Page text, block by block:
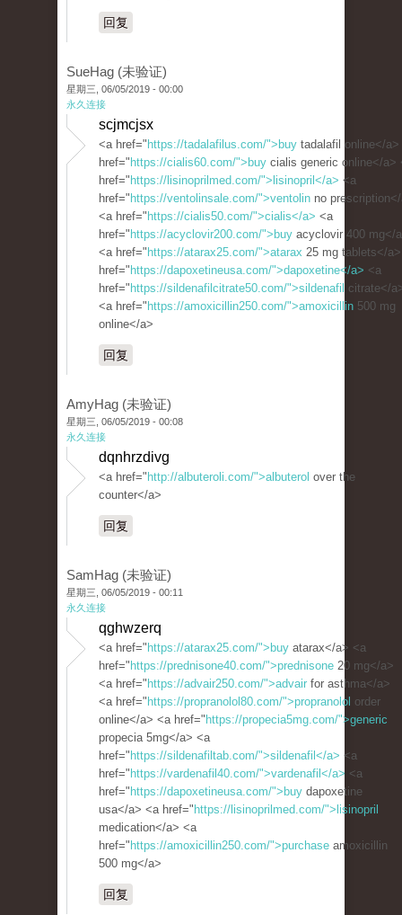
回复
SueHag (未验证)
星期三, 06/05/2019 - 00:00
永久连接
scjmcjsx
<a href=" https://tadalafilus.com/">buy tadalafil online</a>
href=" https://cialis60.com/">buy cialis generic online</a>
href=" https://lisinoprilmed.com/">lisinopril</a> <a
href=" https://ventolinsale.com/">ventolin no
<a href=" https://cialis50.com/">cialis</a> <a
href=" https://acyclovir200.com/">buy acyclovir 400 mg</
<a href=" https://atarax25.com/">atarax 25 mg tablets</
href=" https://dapoxetineusa.com/">dapoxetine</a> <a
href=" https://sildenafilcitrate50.com/">sildenafil citrate</
<a href=" https://amoxicillin250.com/">amoxicillin 500 mg
online</a>
回复
AmyHag (未验证)
星期三, 06/05/2019 - 00:08
永久连接
dqnhrzdivg
<a href=" http://albuteroli.com/">albuterol over the
counter</a>
回复
SamHag (未验证)
星期三, 06/05/2019 - 00:11
永久连接
qghwzerq
<a href=" https://atarax25.com/">buy atarax</a> <a
href=" https://prednisone40.com/">prednisone 20 mg</a>
<a href=" https://advair250.com/">advair for asthma</a>
<a href=" https://propranolol80.com/">propranolol order
online</a> <a href=" https://propecia5mg.com/">generic
propecia 5mg</a> <a
href=" https://sildenafiltab.com/">sildenafil</a> <a
href=" https://vardenafil40.com/">vardenafil</a> <a
href=" https://dapoxetineusa.com/">buy dapoxetine
usa</a> <a href=" https://lisinoprilmed.com/">lisinopril
medication</a> <a
href=" https://amoxicillin250.com/">purchase amoxicillin
500 mg</a>
回复